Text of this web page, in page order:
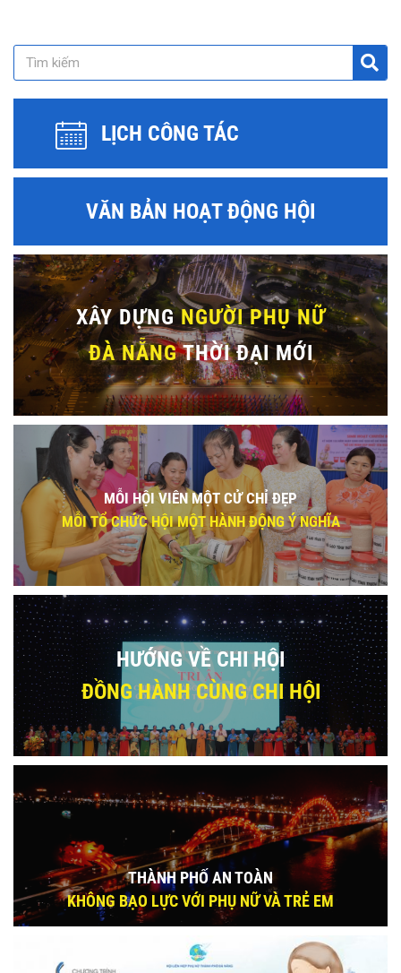
LỊCH CÔNG TÁC
VĂN BẢN HOẠT ĐỘNG HỘI
XÂY DỰNGNGƯỜI PHỤ NỮ
ĐÀ NẴNGTHỜI ĐẠI MỚI
MỖI HỘI VIÊN MỘT CỬ CHỈ ĐẸP
MỖI TỔ CHỨC HỘI MỘT HÀNH ĐỘNG Ý NGHĨA
HƯỚNG VỀ CHI HỘI
ĐỒNG HÀNH CÙNG CHI HỘI
THÀNH PHỐ AN TOÀN
KHÔNG BẠO LỰC VỚI PHỤ NỮ VÀ TRẺ EM